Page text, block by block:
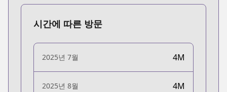
시간에 따른 방문
2025년 7월 4M
2025년 8월 4M